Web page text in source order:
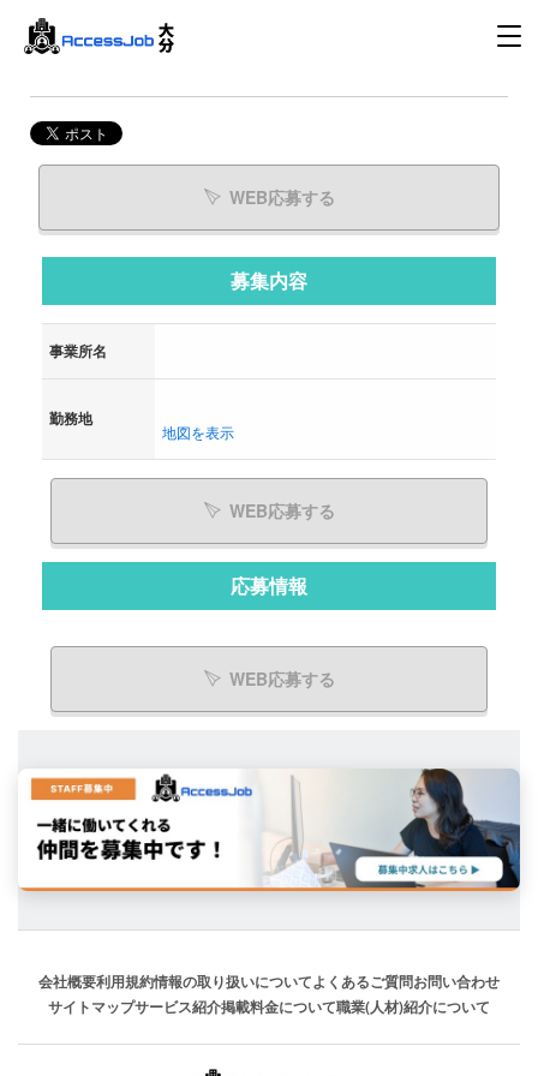
WEB応募する
募集内容
事業所名
勤務地
地図を表示
WEB応募する
応募情報
WEB応募する
会社概要利用規約情報の取り扱いについてよくあるご質問お問い合わせ
サイトマップサービス紹介掲載料金について職業(人材)紹介について